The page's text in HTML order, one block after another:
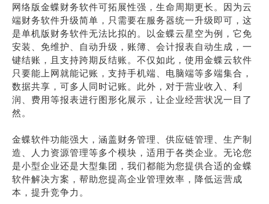
网络版金蝶财务软件可拓展性强，生命周期更长。因为云
端财务软件升级简单，只需要在服务器统一升级即可，这
是单机版财务软件无法比拟的。以金蝶云星空为例，它免
安装、免维护、自动升级，账簿、会计报表自动生成，一
键结账，且支持跨期反结账。不仅如此，使用金蝶云软件
只要能上网就能记账，支持手机端、电脑端等多端集合，
数据共享，可多人同时记账。此外，对于营业收入、利
润、费用等报表进行图形化展示，让企业经营状况一目了
然。
金蝶软件功能强大，涵盖财务管理、供应链管理、生产制
造、人力资源管理等多个模块，适用于各类企业。无论您
是小型企业还是大型集团，我们都能为您提供合适的金蝶
软件解决方案，帮助您提高企业管理效率，降低运营成
本，提升竞争力。